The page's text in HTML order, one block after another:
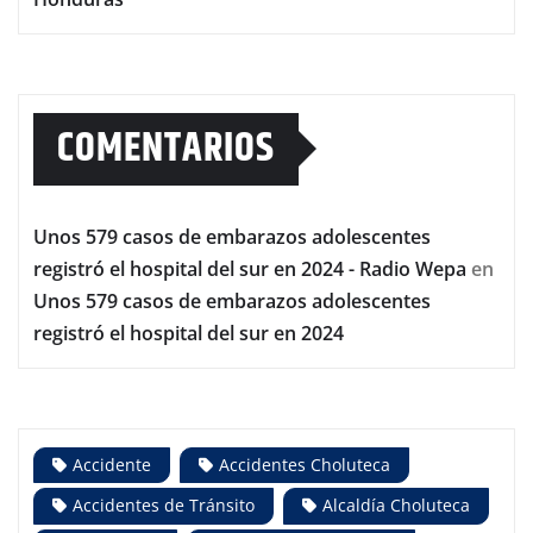
COMENTARIOS
Unos 579 casos de embarazos adolescentes
registró el hospital del sur en 2024 - Radio Wepa en
Unos 579 casos de embarazos adolescentes
registró el hospital del sur en 2024
Accidente
Accidentes Choluteca
Accidentes de Tránsito
Alcaldía Choluteca